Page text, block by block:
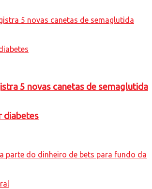
5 novas canetas de semaglutida
diabetes